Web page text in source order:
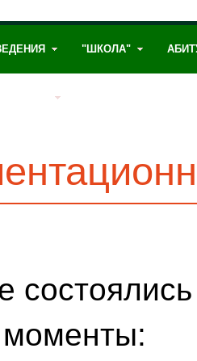
"ШКОЛА"
состоялись
моменты: